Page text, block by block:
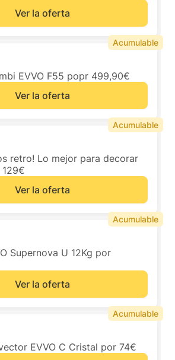
Ver la oferta
EVVO F55 popr 499,90€
Ver la oferta
Acumulable
retro! Lo mejor para decorar
Ver la oferta
Acumulable
Supernova U 12Kg por
Ver la oferta
Acumulable
EVVO C Cristal por 74€
Acumulable